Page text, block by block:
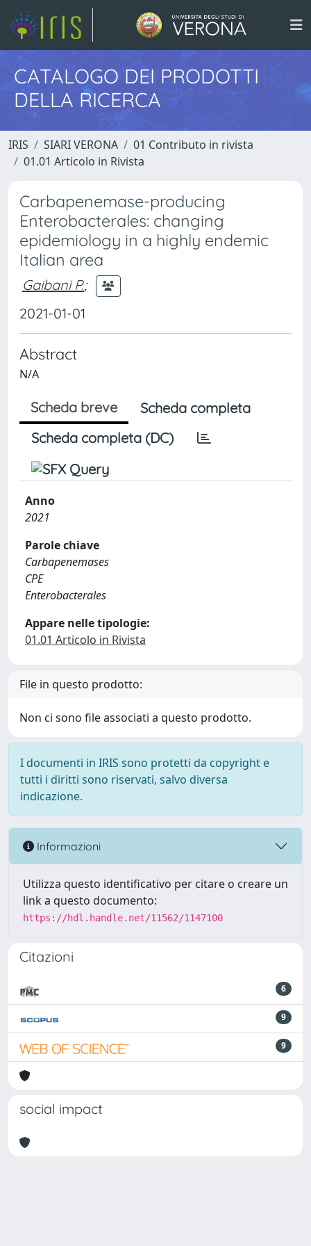
CATALOGO DEI PRODOTTI
DELLA RICERCA
IRIS SIARI VERONA
01 Contributo in rivista
01.01 Articolo in Rivista
Carbapenemase-producing
Enterobacterales: changing
epidemiology in a highly endemic
Italian area
Gaibani P.;
2021-01-01
Abstract
N/A
Scheda breve
Scheda completa
Scheda completa (DC)
Anno
2021
Parole chiave
Carbapenemases
CPE
Enterobacterales
Appare nelle tipologie:
01.01 Articolo in Rivista
File in questo prodotto:
Non ci sono file associati a questo prodotto.
I documenti in IRIS sono protetti da copyright e
tutti i diritti sono riservati, salvo diversa
indicazione.
Informazioni
Utilizza questo identificativo per citare o creare un
link a questo documento:
https://hdl.handle.net/11562/1147100
Citazioni
6
9
9
social impact